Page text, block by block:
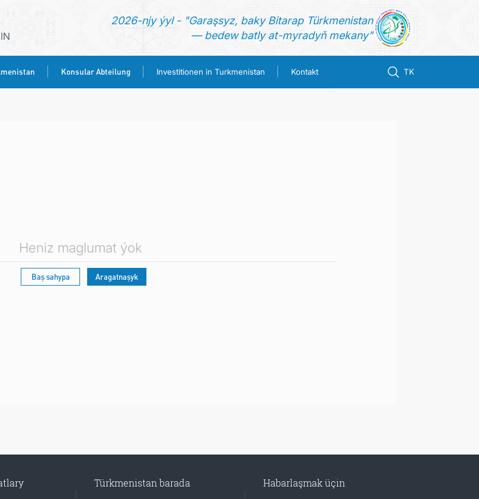
2026-njy ýyl - "Garaşsyz, baky Bitarap Türkmenistan
— bedew batly at-myradyň mekany"
Konsular Abteilung Investitionen in Turkmenistan Kontakt TK
Heniz maglumat ýok
Baş sahypa Aragatnaşyk
Türkmenistan barada Habarlaşmak üçin